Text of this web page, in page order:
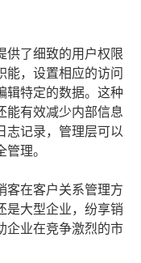
供了细致的用户权限
能，设置相应的访问
辑特定的数据。这种
能有效减少内部信息
志记录，管理层可以
理。
客在客户关系管理方
是大型企业，纷享销
企业在竞争激烈的市